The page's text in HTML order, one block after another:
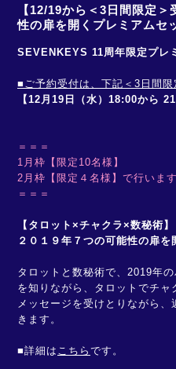
【12/19から＜3日間限定
性の扉を開くプレミアムセ
SEVENKEYS 11周年限定プレ
■ご予約受付は、下記＜3日間限
【12月19日（水）18:00から
＝＝＝
1月枠【限定10名様】
2月枠 【限定４名様】 で行いま
＝＝＝
【タロット×チャクラ×数秘術】
２０１９年７つの可能性の扉を
タロットと数秘術で、2019年
を知りながら、タロットでチ
メッセージを受けとりながら
きます。
■詳細は こちら です。